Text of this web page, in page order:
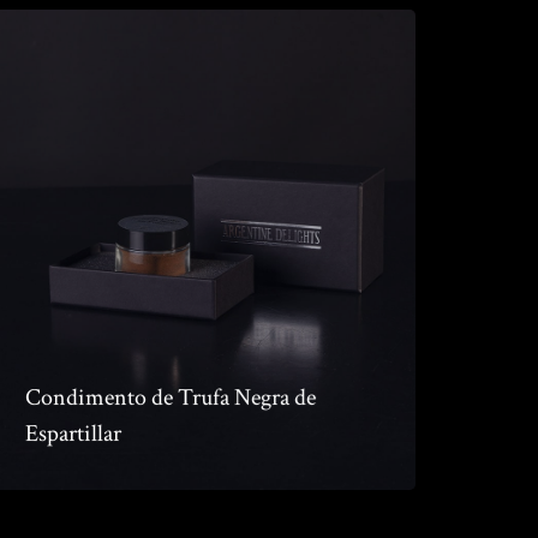
Condimento de Trufa Negra de
Espartillar